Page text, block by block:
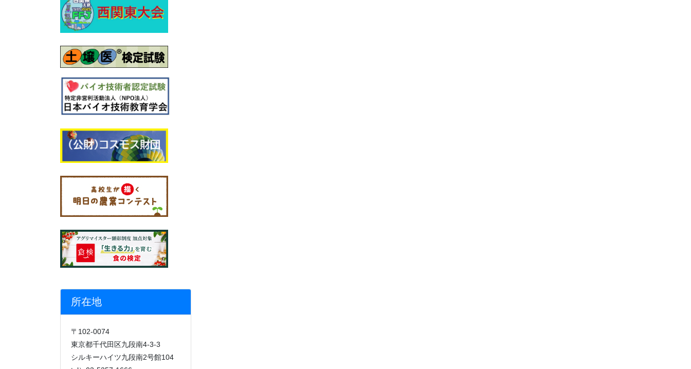
所在地
〒102-0074
東京都千代田区九段南4-3-3
シルキーハイツ九段南2号館104